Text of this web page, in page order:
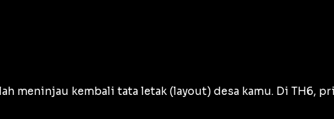
meninjau kembali tata letak (layout) desa kamu. Di TH6,